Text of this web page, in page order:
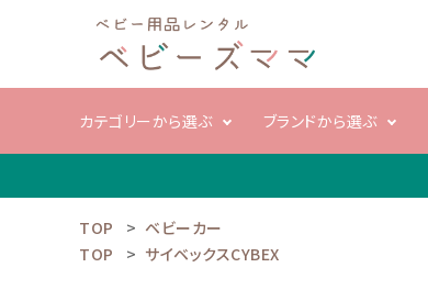
カテゴリーから選ぶ ブランドから選ぶ
TOP
ベビーカー
TOP
サイベックスCYBEX